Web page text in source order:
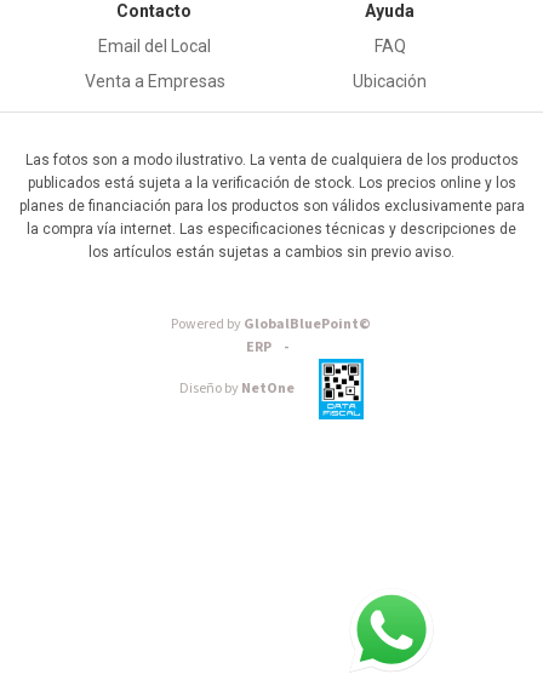
Contacto
Email del Local
Venta a Empresas
Ayuda
FAQ
Ubicación
Las fotos son a modo ilustrativo. La venta de cualquiera de los productos
publicados está sujeta a la verificación de stock. Los precios online y los
planes de financiación para los productos son válidos exclusivamente para
la compra vía internet. Las especificaciones técnicas y descripciones de
los artículos están sujetas a cambios sin previo aviso.
Powered byGlobalBluePoint©
ERP -
Diseño byNetOne